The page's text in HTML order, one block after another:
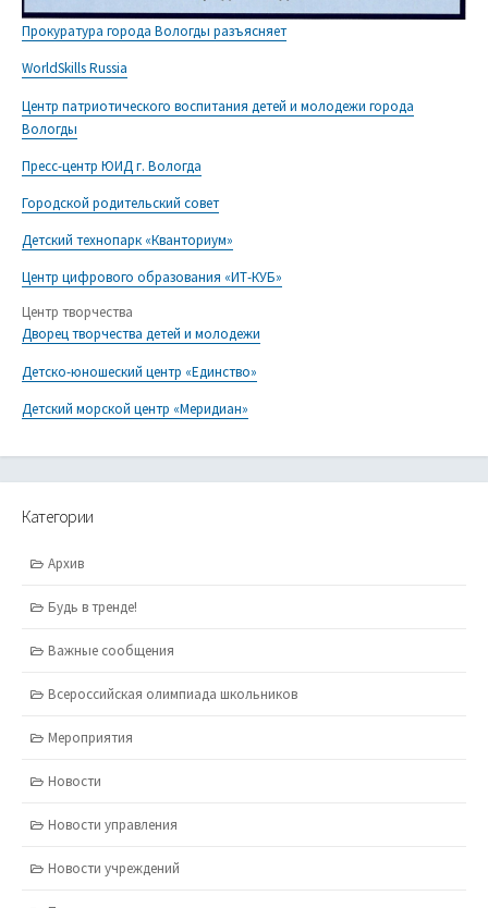
Прокуратура города Вологды разъясняет
WorldSkills Russia
Центр патриотического воспитания детей и молодежи города
Вологды
Пресс-центр ЮИД г. Вологда
Городской родительский совет
Детский технопарк «Кванториум»
Центр цифрового образования «ИТ-КУБ»
Центр творчества
Дворец творчества детей и молодежи
Детско-юношеский центр «Единство»
Детский морской центр «Меридиан»
Категории
Архив
Будь в тренде!
Важные сообщения
Всероссийская олимпиада школьников
Мероприятия
Новости
Новости управления
Новости учреждений